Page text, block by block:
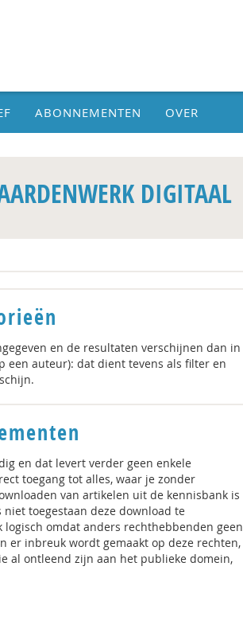
ABONNEMENTEN OVER
DIGITAAL
en de resultaten verschijnen dan in
een auteur): dat dient tevens als filter en
en dat levert verder geen enkele
toegang tot alles, waar je zonder
van artikelen uit de kennisbank is
toegestaan deze download te
omdat anders rechthebbenden geen
er inbreuk wordt gemaakt op deze rechten,
al ontleend zijn aan het publieke domein,